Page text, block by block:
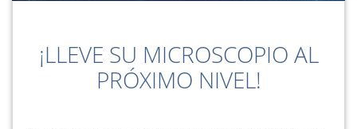
¡LLEVE SU MICROSCOPIO AL
PRÓXIMO NIVEL!